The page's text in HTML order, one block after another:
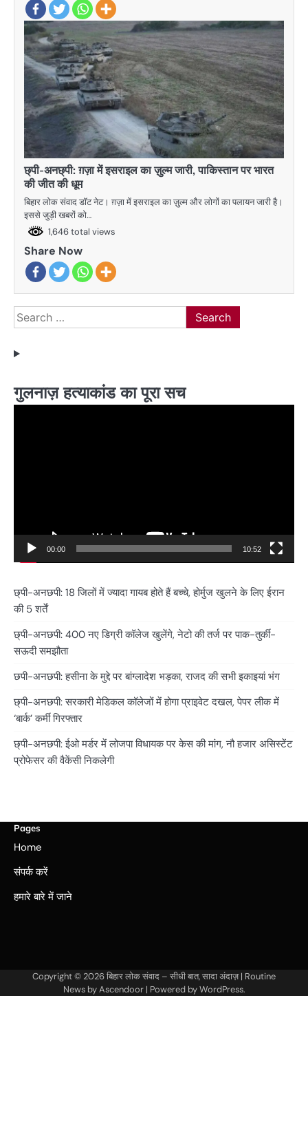
छ्पी-अनछ्पी: ग़ज़ा में इसराइल का ज़ुल्म जारी, पाकिस्तान पर भारत
की जीत की धूम
बिहार लोक संवाद डॉट नेट। ग़ज़ा में इसराइल का ज़ुल्म और लोगों का पलायन जारी है।
इससे जुड़ी खबरों को…
1,646 total views
Share Now
Search
for:
गुलनाज़ हत्याकांड का पूरा सच
00:00 10:52
छ्पी-अनछपी: 18 जिलों में ज्यादा गायब होते हैं बच्चे, होर्मुज खुलने के लिए ईरान
की 5 शर्तें
छ्पी-अनछपी: 400 नए डिग्री कॉलेज खुलेंगे, नेटो की तर्ज पर पाक-तुर्की-
सऊदी समझौता
छपी-अनछपी: हसीना के मुद्दे पर बांग्लादेश भड़का, राजद की सभी इकाइयां भंग
छ्पी-अनछपी: सरकारी मेडिकल कॉलेजों में होगा प्राइवेट दखल, पेपर लीक में
‘बार्क’ कर्मी गिरफ्तार
छ्पी-अनछपी: ईओ मर्डर में लोजपा विधायक पर केस की मांग, नौ हजार असिस्टेंट
प्रोफेसर की वैकेंसी निकलेगी
Pages
Home
संपर्क करें
हमारे बारे में जाने
Copyright © 2026बिहार लोक संवाद – सीधी बात, सादा अंदाज़| Routine
News byAscendoor| Powered byWordPress.